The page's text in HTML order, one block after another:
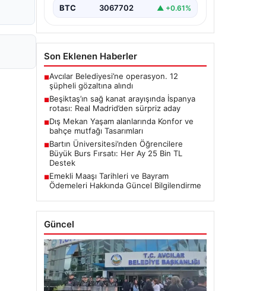
BTC 3067702 ▲ +0.61%
Son Eklenen Haberler
■Avcılar Belediyesi’ne operasyon. 12
şüpheli gözaltına alındı
■Beşiktaş’ın sağ kanat arayışında İspanya
rotası: Real Madrid’den sürpriz aday
■Dış Mekan Yaşam alanlarında Konfor ve
bahçe mutfağı Tasarımları
■Bartın Üniversitesi’nden Öğrencilere
Büyük Burs Fırsatı: Her Ay 25 Bin TL
Destek
■Emekli Maaşı Tarihleri ve Bayram
Ödemeleri Hakkında Güncel Bilgilendirme
Güncel